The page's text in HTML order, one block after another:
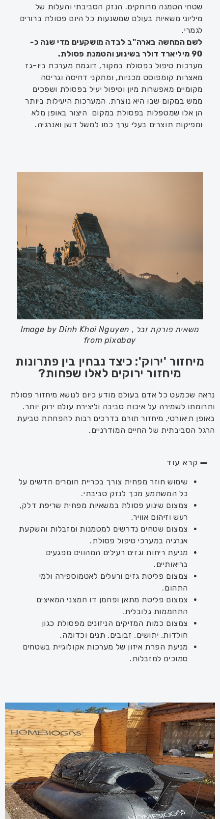
שטחי הטמנה מרוחקים. הנזק הסביבתי והעלות של
מיליוני משאיות בעולם שמשנעות כל היום פסולת ברורים
לגמרי.
לשם המחשה בארה"ב לבדה מושקעים מדי שנה כ-
90 מיליארד דולר בשינוע והטמנת פסולת
.
מערכות טיפול בפסולת במקור, דוגמת מערכת ביו–גז
מאצרות קומפוסט מכניות, ומתקני דחיסה וגריסה
מקומיים מאפשרות מיון וטיפול יעיל בפסולת ושפכים
ממש במקום שבו היא נוצרת. המערכות היעילות ביותר
הן אלו שמטפלות בפסולת במקום היצור באופן מלא
ומפיקות תוצרים בעלי ערך כמו למשל דשן ואנרגיה.
משאית פורקת זבל , Image by Dinh Khoi Nguyen
from pixabay
מיחזור 'ירוק': כיצד נבחין בין פתרונות
מיחזור ירוקים לאלו שפחות?
נראה שכמעט כל אדם בעולם מודע כיום לנושא מיחזור פסולת
ותרומתו לשמירה על איכות סביבה וליצירת עולם ירוק יותר.
באופן תיאורטי, מיחזור תורם בדרכים רבות להפחתת טביעת
הרגל הסביבתית של החיים המודרניים.
קרא עוד
שימוש חוזר מפחית צורך בכריית חומרים חדשים על
כל המשתמע מכך לנזק סביבתי.
צמצום שינוע פסולת במשאיות מפחית שריפת דלק,
רעש וזיהום אוויר.
צמצום שטחים נדרשים למטמנות ומזבלות והשקעת
אנרגיה במערכי טיפול פסולת.
מניעת ריחות וגזים רעילים המהווים מפגעים
בריאותיים.
צמצום פליטת גזים ורעלים לאטמוספירה ולמי
התהום.
צמצום פליטת מתאן ופחמן דו חמצני המאיצים
התחממות גלובלית.
צמצום כמות המזיקים הניזונים מפסולת כגון
חולדות, יתושים, זבובים, תנים וכדומה.
מניעת הפרת איזון של מערכות אקולוגיית בשטחים
סמוכים למזבלות.